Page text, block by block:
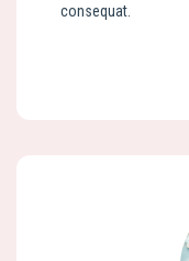
consequat.